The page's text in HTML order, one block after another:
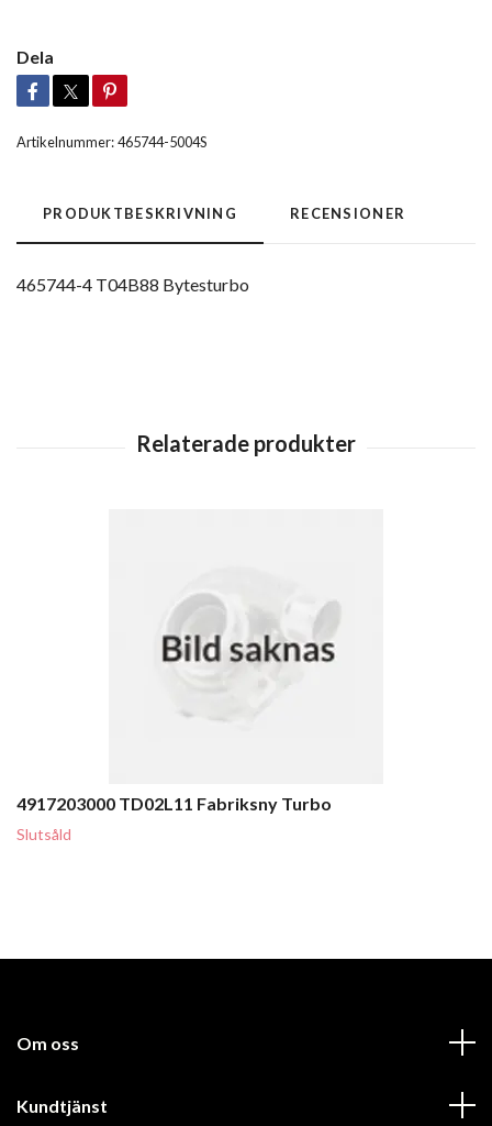
Dela
Artikelnummer:465744-5004S
PRODUKTBESKRIVNING RECENSIONER
465744-4 T04B88 Bytesturbo
4917203000 TD02L11 Fabriksny Turbo
Slutsåld
Om oss
Kundtjänst